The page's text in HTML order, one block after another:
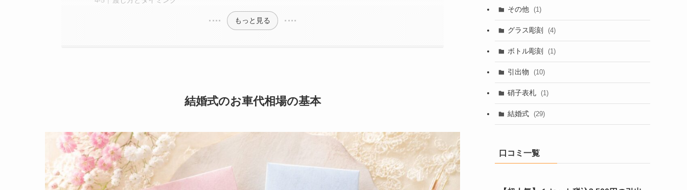
もっと見る
結婚式のお車代相場の基本
その他 (1)
グラス彫刻 (4)
ボトル彫刻 (1)
引出物 (10)
硝子表札 (1)
結婚式 (29)
口コミ一覧